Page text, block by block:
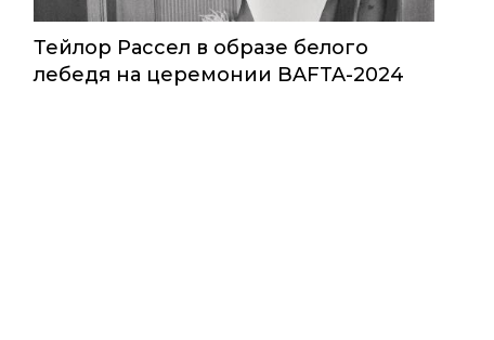
Тейлор Рассел в образе белого
лебедя на церемонии BAFTA-2024